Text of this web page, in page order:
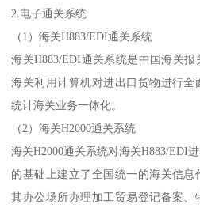
2.电子通关系统
（1）海关H883/EDI通关系统
海关H883/EDI通关系统是中国海关
海关利用计算机对进出口货物进行全
统计海关业务一体化。
（2）海关H2000通关系统
海关H2000通关系统对海关H883/EDI
的基础上建立了全国统一的海关信
其办公场所办理加工贸易登记备案